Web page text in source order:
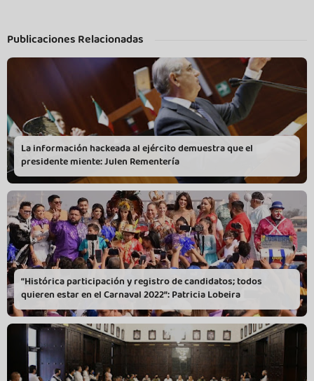
Publicaciones Relacionadas
La información hackeada al ejército demuestra que el
presidente miente: Julen Rementería
“Histórica participación y registro de candidatos; todos
quieren estar en el Carnaval 2022”: Patricia Lobeira